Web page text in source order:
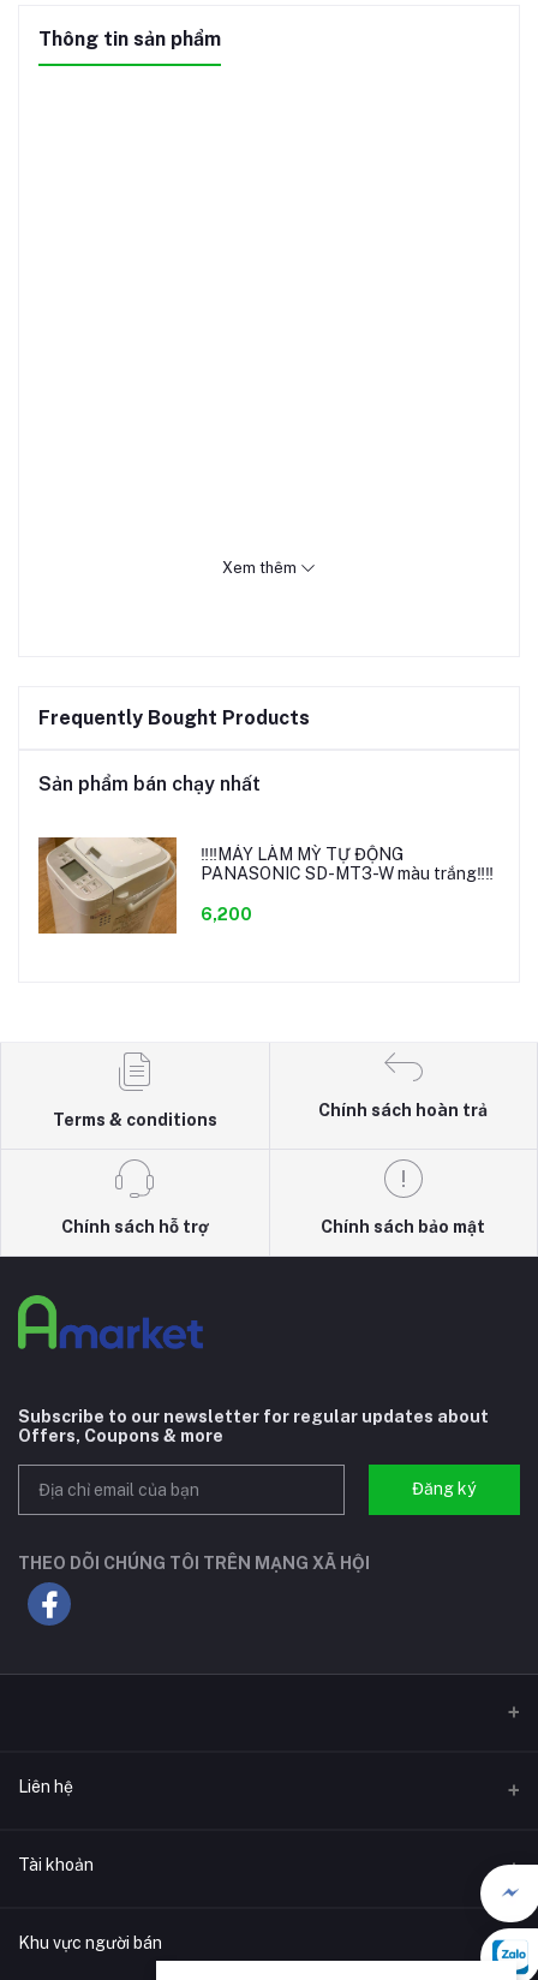
Thông tin sản phẩm
Xem thêm
Frequently Bought Products
Sản phẩm bán chạy nhất
‼️‼️MÁY LÀM MỲ TỰ ĐỘNG
PANASONIC SD-MT3-W màu trắng‼️‼️
6,200
Terms & conditions
Chính sách hoàn trả
Chính sách hỗ trợ Chính sách bảo mật
Subscribe to our newsletter for regular updates about
Offers, Coupons & more
Đăng ký
THEO DÕI CHÚNG TÔI TRÊN MẠNG XÃ HỘI
Liên hệ
Địa chỉ
0911173339
Tài khoản
Đăng nhập
Khu vực người bán